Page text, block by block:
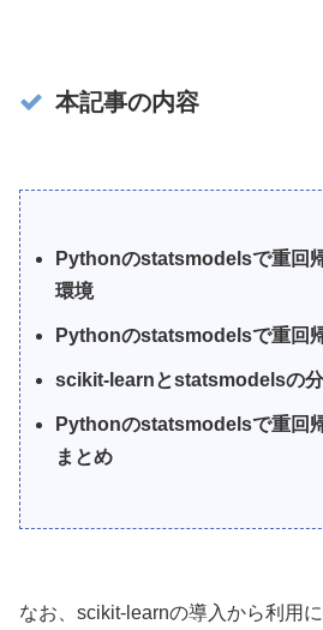
本記事の内容
Pythonのstatsmodelsで重回
環境
Pythonのstatsmodelsで重回
scikit-learnとstatsmodelsの
Pythonのstatsmodelsで重回
まとめ
なお、scikit-learnの導入から利用